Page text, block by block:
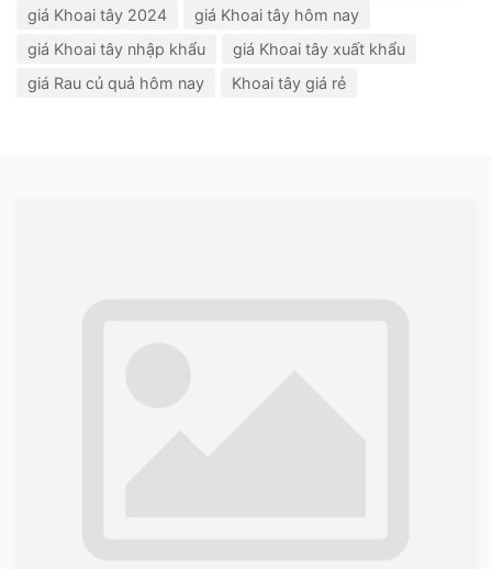
giá Khoai tây 2024
giá Khoai tây hôm nay
giá Khoai tây nhập khẩu
giá Khoai tây xuất khẩu
giá Rau củ quả hôm nay
Khoai tây giá rẻ